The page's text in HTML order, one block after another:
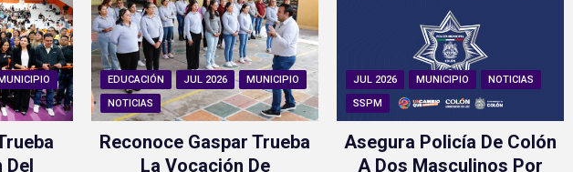
Del
EDUCACIÓN JUL 2026
MUNICIPIO
NOTICIAS
Reconoce Gaspar Trueba
La Vocación De
JUL 2026 MUNICIPIO
NOTICIAS
SSPM
Asegura Policía De Colón
A Dos Masculinos Por